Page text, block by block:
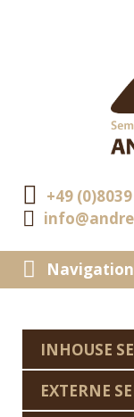
+49
Navigation
INHOUSE
EXTERNE